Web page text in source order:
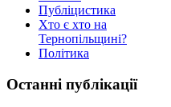
Публіцистика
Хто є хто на
Тернопільщині?
Політика
Останні публікації